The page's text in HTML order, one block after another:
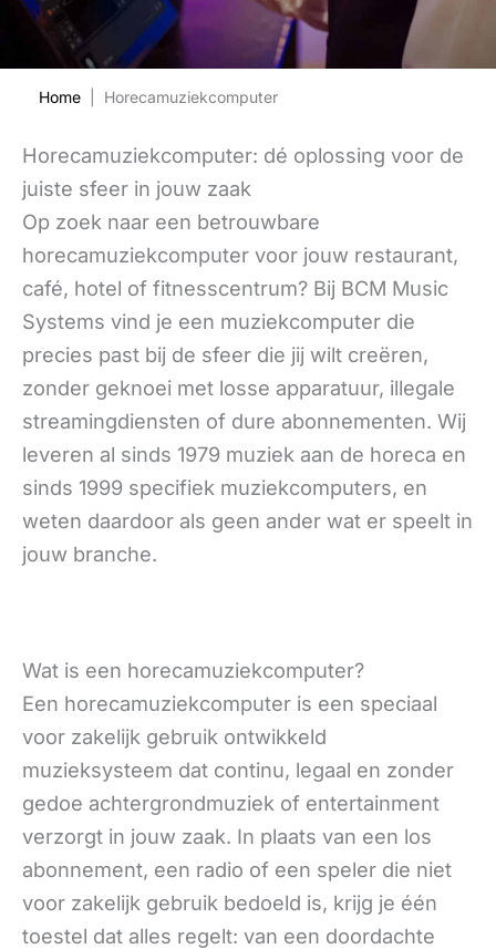
Home | Horecamuziekcomputer
Horecamuziekcomputer: dé oplossing voor de
juiste sfeer in jouw zaak
Op zoek naar een betrouwbare
horecamuziekcomputer voor jouw restaurant,
café, hotel of fitnesscentrum? Bij BCM Music
Systems vind je een muziekcomputer die
precies past bij de sfeer die jij wilt creëren,
zonder geknoei met losse apparatuur, illegale
streamingdiensten of dure abonnementen. Wij
leveren al sinds 1979 muziek aan de horeca en
sinds 1999 specifiek muziekcomputers, en
weten daardoor als geen ander wat er speelt in
jouw branche.
Wat is een horecamuziekcomputer?
Een horecamuziekcomputer is een speciaal
voor zakelijk gebruik ontwikkeld
muzieksysteem dat continu, legaal en zonder
gedoe achtergrondmuziek of entertainment
verzorgt in jouw zaak. In plaats van een los
abonnement, een radio of een speler die niet
voor zakelijk gebruik bedoeld is, krijg je één
toestel dat alles regelt: van een doordachte